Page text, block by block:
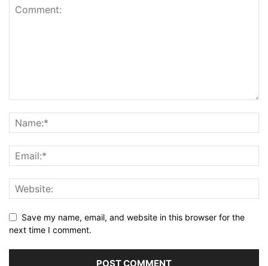
Save my name, email, and website in this browser for the
next time I comment.